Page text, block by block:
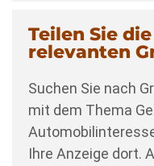
Teilen Sie
relevanten
Suchen Sie nach
mit dem Thema
Ihre Anzeige dort.